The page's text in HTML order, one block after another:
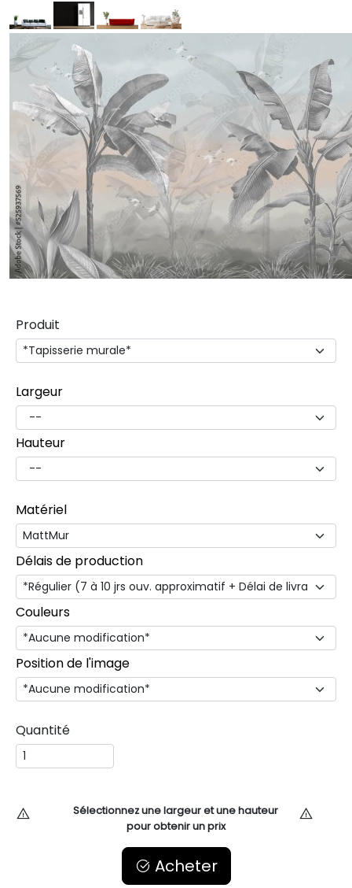
Produit
Largeur
Hauteur
Matériel
Délais de production
Couleurs
Position de l'image
Quantité
Sélectionnez une largeur et une hauteur
pour obtenir un prix
Acheter